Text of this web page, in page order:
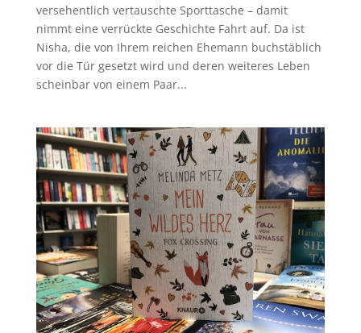
versehentlich vertauschte Sporttasche – damit
nimmt eine verrückte Geschichte Fahrt auf. Da ist
Nisha, die von Ihrem reichen Ehemann buchstäblich
vor die Tür gesetzt wird und deren weiteres Leben
scheinbar von einem Paar...